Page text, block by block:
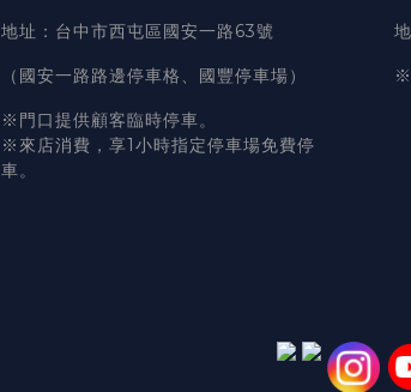
地址 ：台中市西屯區國安一路63號
（國安一路路邊停車格、國豐停車場）
※門口提供顧客臨時停車。
※來店消費，享1小時指定停車場免費停
車。
※